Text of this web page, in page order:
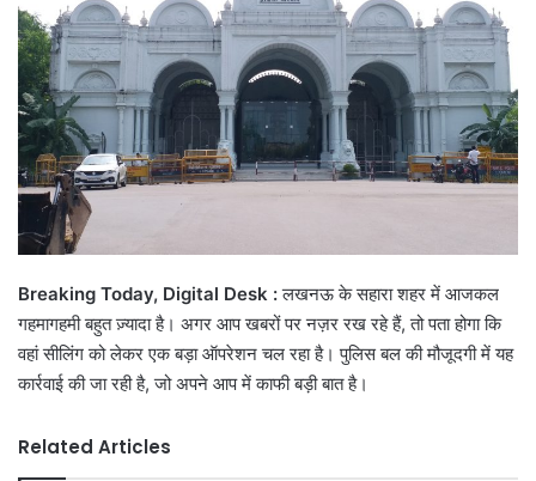
Breaking Today, Digital Desk :लखनऊ के सहारा शहर में आजकल
गहमागहमी बहुत ज़्यादा है। अगर आप खबरों पर नज़र रख रहे हैं, तो पता होगा कि
वहां सीलिंग को लेकर एक बड़ा ऑपरेशन चल रहा है। पुलिस बल की मौजूदगी में यह
कार्रवाई की जा रही है, जो अपने आप में काफी बड़ी बात है।
Related Articles